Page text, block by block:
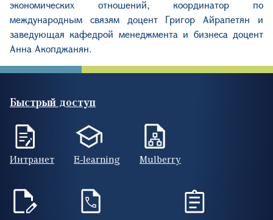
экономических отношений, координатор по
международным связям доцент Григор Айрапетян и
заведующая кафедрой менеджмента и бизнеса доцент
Анна Акопджанян.
Быстрый доступ
Интранет E-learning Mulberry